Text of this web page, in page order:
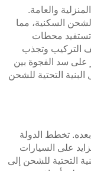
والعامة.
السكنية، مما
تستفيد محطات
التركيب وتجذب
على سد الفجوة بين
التحتية للشحن
أهدافًا طموحة لعام 2025 وما بعده. تخطط الدولة
على السيارات
التحتية للشحن إلى